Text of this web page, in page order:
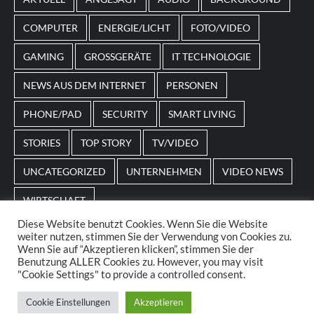
angepasst sein.
COMPUTER ENERGIE/LICHT FOTO/VIDEO
GAMING GROSSGERÄTE IT TECHNOLOGIE
NEWS AUS DEM INTERNET PERSONEN
PHONE/PAD SECURITY SMART LIVING
STORIES TOP STORY TV/VIDEO
UNCATEGORIZED UNTERNEHMEN VIDEO NEWS
WIRTSCHAFT
Home Impressum AGBs Datenschutz
© 2025. POS Media GmbH. All rights reserved.
CoverNewsby AF themes.
Diese Website benutzt Cookies. Wenn Sie die Website
weiter nutzen, stimmen Sie der Verwendung von Cookies zu.
Wenn Sie auf “Akzeptieren klicken”, stimmen Sie der
Benutzung ALLER Cookies zu. However, you may visit
"Cookie Settings" to provide a controlled consent.
Cookie Einstellungen Akzeptieren